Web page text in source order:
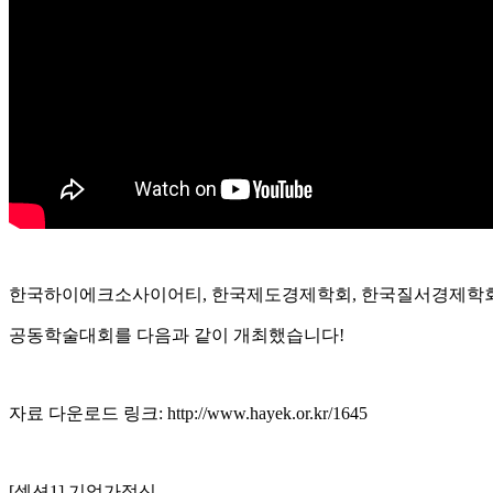
한국하이에크소사이어티, 한국제도경제학회, 한국질서경제학
공동학술대회를 다음과 같이 개최했습니다!
자료 다운로드 링크: http://www.hayek.or.kr/1645